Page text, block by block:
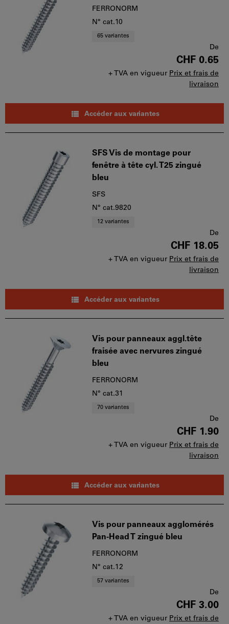
FERRONORM
N° cat.10
65 variantes
De
CHF 0.65
+ TVA en vigueur Prix et frais de
livraison
Accéder aux variantes
SFS Vis de montage pour
fenêtre à tête cyl. T25 zingué
bleu
SFS
N° cat.9820
12 variantes
De
CHF 18.05
+ TVA en vigueur Prix et frais de
livraison
Accéder aux variantes
Vis pour panneaux aggl.tête
fraisée avec nervures zingué
bleu
FERRONORM
N° cat.31
70 variantes
De
CHF 1.90
+ TVA en vigueur Prix et frais de
livraison
Accéder aux variantes
Vis pour panneaux agglomérés
Pan-Head T zingué bleu
FERRONORM
N° cat.12
57 variantes
De
CHF 3.00
+ TVA en vigueur Prix et frais de